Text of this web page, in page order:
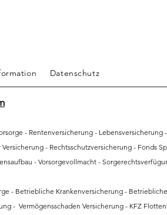
Datenschutz
- Rentenversicherung -
- Rechtsschutzversicherung - Fonds
- Vorsorgevollmacht -
- Betriebliche Krankenversicherung -
- Vermögensschaden Versicherung - KFZ